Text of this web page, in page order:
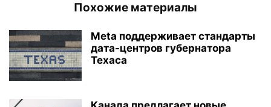
Похожие материалы
Meta поддерживает стандарты
дата-центров губернатора
Техаса